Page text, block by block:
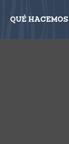
QUÉ HACEMOS